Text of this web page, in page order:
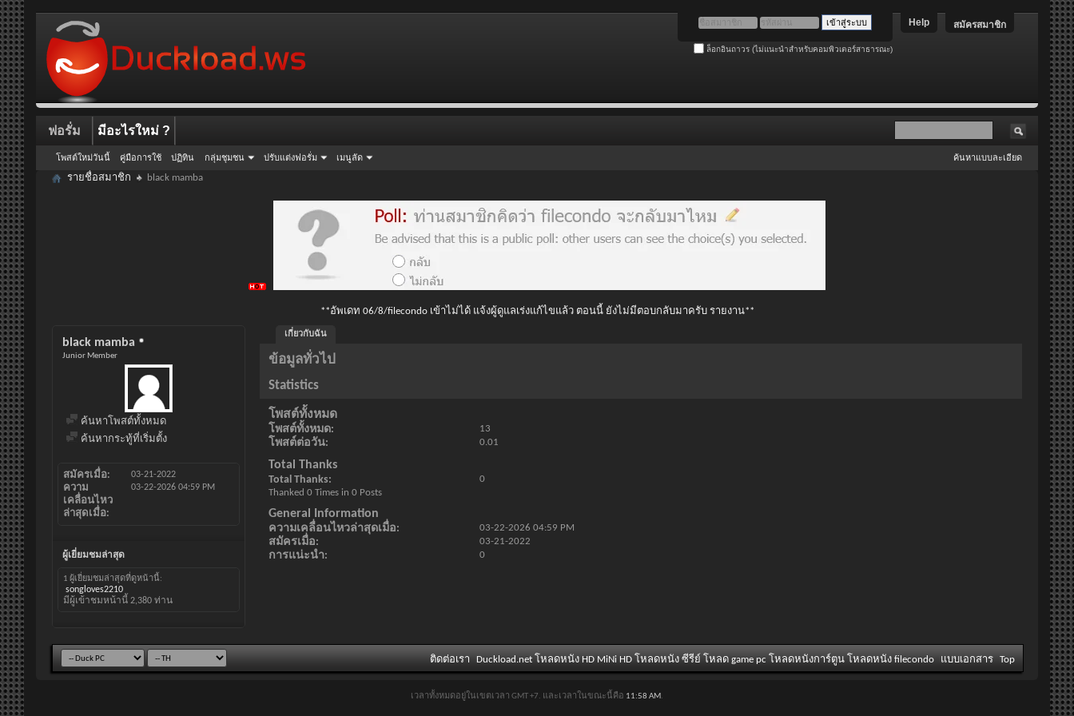
สมัครสมาชิก
Help
ล็อกอินถาวร (ไม่แนะนำสำหรับคอมพิวเตอร์สาธารณะ)
ฟอรั่ม
โพสต์ใหม่วันนี้ คู่มือการใช้ ปฏิทิน กลุ่มชุมชน ปรับแต่งฟอรั่ม เมนูลัด
มีอะไรใหม่ ?
ค้นหาแบบละเอียด
รายชื่อสมาชิก black mamba
**อัพเดท 06/8/filecondo เข้าไม่ได้ แจ้งผู้ดูแลเร่งแก้ไขแล้ว ตอนนี้ ยังไม่มีตอบกลับมาครับ รายงาน**
black mamba
Junior Member
ค้นหาโพสต์ทั้งหมด
ค้นหากระทู้ที่เริ่มตั้ง
สมัครเมื่อ 03-21-2022
ความ
เคลื่อนไหว
ล่าสุดเมื่อ
03-22-2026 04:59 PM
ผู้เยี่ยมชมล่าสุด
1 ผู้เยี่ยมชมล่าสุดที่ดูหน้านี้:
songloves2210
มีผู้เข้าชมหน้านี้ 2,380 ท่าน
เกี่ยวกับฉัน
ข้อมูลทั่วไป
Statistics
โพสต์ทั้งหมด
โพสต์ทั้งหมด 13
โพสต์ต่อวัน 0.01
Total Thanks
Total Thanks
0
Thanked 0 Times in 0 Posts
General Information
ความเคลื่อนไหวล่าสุดเมื่อ 03-22-202604:59 PM
สมัครเมื่อ 03-21-2022
การแน่ะนำ 0
ติดต่อเรา Duckload.net โหลดหนัง HD MiNi HD โหลดหนัง ซีรีย์ โหลด game pc โหลดหนังการ์ตูน โหลดหนัง filecondo แบบเอกสาร Top
เวลาทั้งหมดอยู่ในเขตเวลา GMT +7. และเวลาในขณะนี้คือ 11:58 AM.